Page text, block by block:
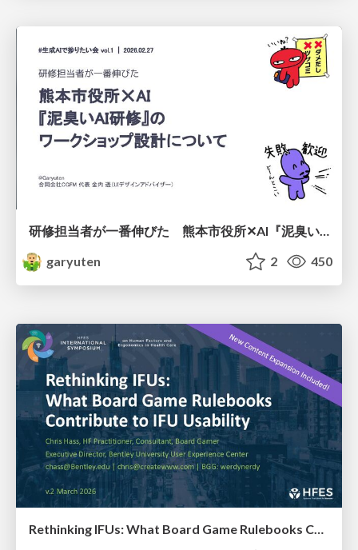
研修担当者が一番伸びた 熊本市役所✕AI『泥臭いAI研修』のワークショップ設計について
garyuten
2 450